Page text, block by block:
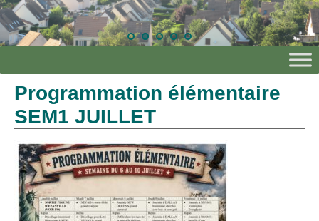
Programmation élémentaire
SEM1 JUILLET